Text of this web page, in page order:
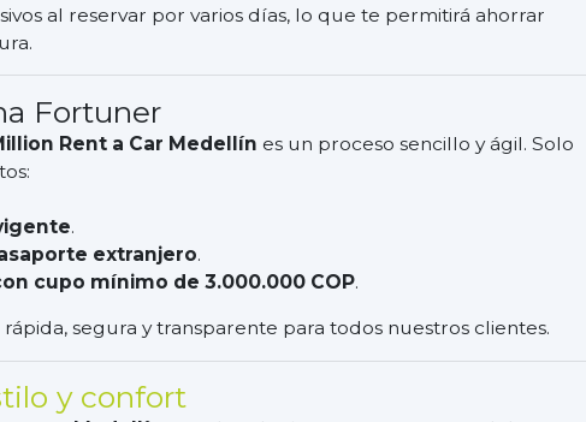
al reservar por varios días, lo que te permitirá ahorrar
Fortuner
Rent a Car Medellín es un proceso sencillo y ágil. Solo
.
extranjero.
cupo mínimo de 3.000.000 COP.
segura y transparente para todos nuestros clientes.
y confort